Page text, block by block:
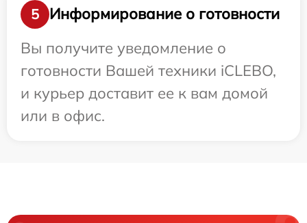
5
Информирование о готовности
Вы получите уведомление о
готовности Вашей техники iCLEBO,
и курьер доставит ее к вам домой
или в офис.